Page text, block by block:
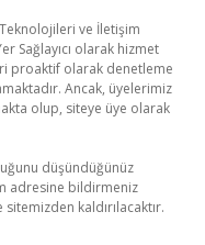
Teknolojileri ve İletişim
Sağlayıcı olarak hizmet
proaktif olarak denetleme
Ancak, üyelerimiz
olup, siteye üye olarak
düşündüğünüz
adresine bildirmeniz
kaldırılacaktır.